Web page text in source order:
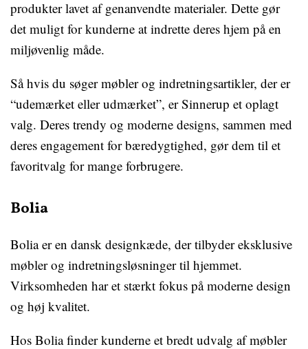
produkter lavet af genanvendte materialer. Dette gør
det muligt for kunderne at indrette deres hjem på en
miljøvenlig måde.
Så hvis du søger møbler og indretningsartikler, der er
“udemærket eller udmærket”, er Sinnerup et oplagt
valg. Deres trendy og moderne designs, sammen med
deres engagement for bæredygtighed, gør dem til et
favoritvalg for mange forbrugere.
Bolia
Bolia er en dansk designkæde, der tilbyder eksklusive
møbler og indretningsløsninger til hjemmet.
Virksomheden har et stærkt fokus på moderne design
og høj kvalitet.
Hos Bolia finder kunderne et bredt udvalg af møbler